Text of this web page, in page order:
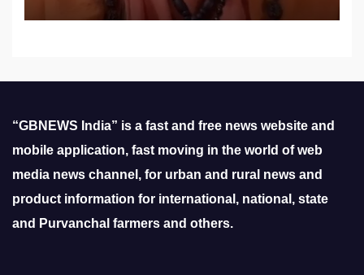
“GBNEWS India” is a fast and free news website and
mobile application, fast moving in the world of web
media news channel, for urban and rural news and
product information for international, national, state
and Purvanchal farmers and others.